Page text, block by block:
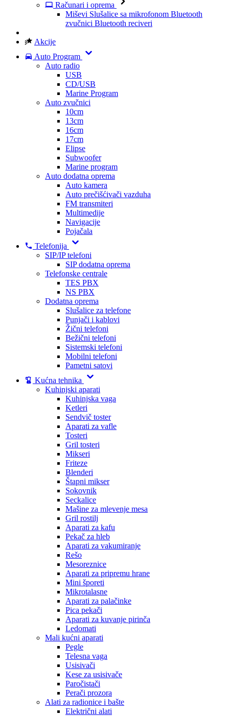
Računari i oprema
Miševi Slušalice sa mikrofonom Bluetooth
zvučnici Bluetooth reciveri
Akcije
Auto Program
Auto radio
USB
CD/USB
Marine Program
Auto zvučnici
10cm
13cm
16cm
17cm
Elipse
Subwoofer
Marine program
Auto dodatna oprema
Auto kamera
Auto prečišćivači vazduha
FM transmiteri
Multimedije
Navigacije
Pojačala
Telefonija
SIP/IP telefoni
SIP dodatna oprema
Telefonske centrale
TES PBX
NS PBX
Dodatna oprema
Slušalice za telefone
Punjači i kablovi
Žični telefoni
Bežični telefoni
Sistemski telefoni
Mobilni telefoni
Pametni satovi
Kućna tehnika
Kuhinjski aparati
Kuhinjska vaga
Ketleri
Sendvič toster
Aparati za vafle
Tosteri
Gril tosteri
Mikseri
Friteze
Blenderi
Štapni mikser
Sokovnik
Seckalice
Mašine za mlevenje mesa
Gril rostilj
Aparati za kafu
Pekač za hleb
Aparati za vakumiranje
Rešo
Mesoreznice
Aparati za pripremu hrane
Mini šporeti
Mikrotalasne
Aparati za palačinke
Pica pekači
Aparati za kuvanje pirinča
Ledomati
Mali kućni aparati
Pegle
Telesna vaga
Usisivači
Kese za usisivače
Paročistači
Perači prozora
Alati za radionice i bašte
Električni alati